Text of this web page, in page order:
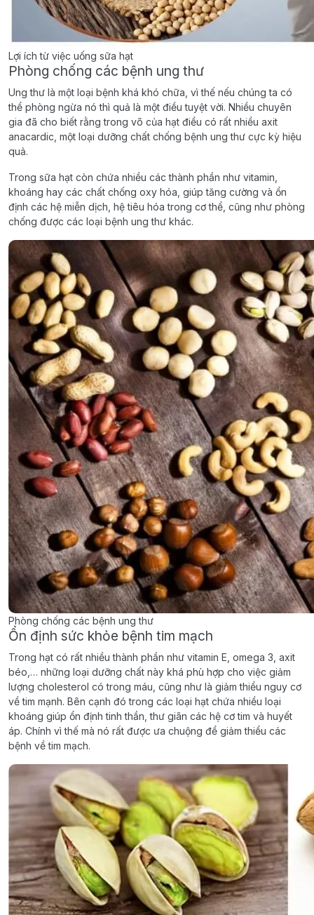
Lợi ích từ việc uống sữa hạt
Phòng chống các bệnh ung thư
Ung thư là một loại bệnh khá khó chữa, vì thế nếu chúng ta có
thể phòng ngừa nó thì quả là một điều tuyệt vời. Nhiều chuyên
gia đã cho biết rằng trong võ của hạt điều có rất nhiều axit
anacardic, một loại dưỡng chất chống bệnh ung thư cực kỳ hiệu
quả.
Trong sữa hạt còn chứa nhiều các thành phần như vitamin,
khoáng hay các chất chống oxy hóa, giúp tăng cường và ổn
định các hệ miễn dịch, hệ tiêu hóa trong cơ thể, cũng như phòng
chống được các loại bệnh ung thư khác.
Phòng chống các bệnh ung thư
Ổn định sức khỏe bệnh tim mạch
Trong hạt có rất nhiều thành phần như vitamin E, omega 3, axit
béo,… những loại dưỡng chất này khá phù hợp cho việc giảm
lượng cholesterol có trong máu, cũng như là giảm thiểu nguy cơ
về tim mạnh. Bên cạnh đó trong các loại hạt chứa nhiều loại
khoáng giúp ổn định tinh thần, thư giãn các hệ cơ tim và huyết
áp. Chính vì thế mà nó rất được ưa chuộng để giảm thiểu các
bệnh về tim mạch.